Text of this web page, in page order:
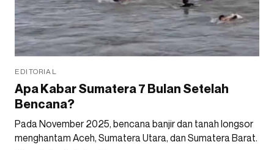
EDITORIAL
Apa Kabar Sumatera 7 Bulan Setelah
Bencana?
Pada November 2025, bencana banjir dan tanah longsor
menghantam Aceh, Sumatera Utara, dan Sumatera Barat.